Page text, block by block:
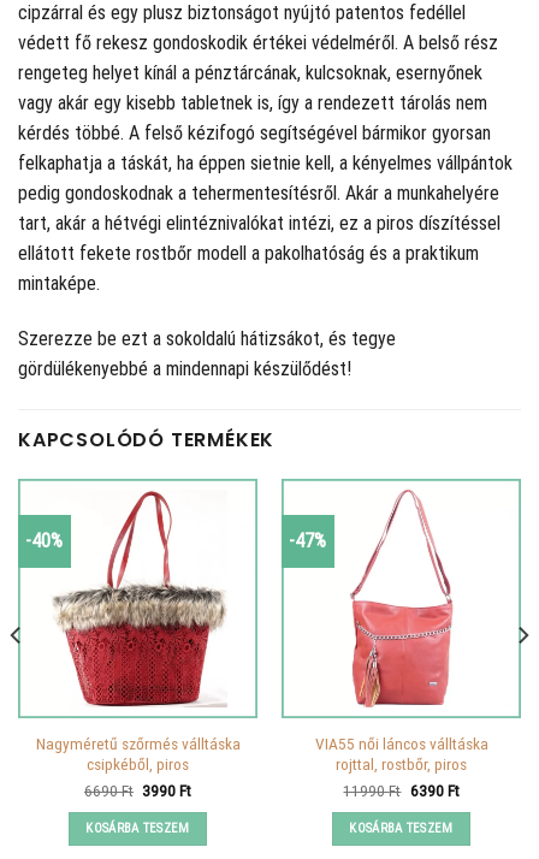
cipzárral és egy plusz biztonságot nyújtó patentos fedéllel
védett fő rekesz gondoskodik értékei védelméről. A belső rész
rengeteg helyet kínál a pénztárcának, kulcsoknak, esernyőnek
vagy akár egy kisebb tabletnek is, így a rendezett tárolás nem
kérdés többé. A felső kézifogó segítségével bármikor gyorsan
felkaphatja a táskát, ha éppen sietnie kell, a kényelmes vállpántok
pedig gondoskodnak a tehermentesítésről. Akár a munkahelyére
tart, akár a hétvégi elintéznivalókat intézi, ez a piros díszítéssel
ellátott fekete rostbőr modell a pakolhatóság és a praktikum
mintaképe.
Szerezze be ezt a sokoldalú hátizsákot, és tegye
gördülékenyebbé a mindennapi készülődést!
KAPCSOLÓDÓ TERMÉKEK
-40%
Nagyméretű szőrmés válltáska
csipkéből, piros
6690Ft Original
was:
6690 Ft.
3990FtCurrent
KOSÁRBA TESZEM
-47%
VIA55 női láncos válltáska
rojttal, rostbőr, piros
11990Ft Original
was:
11990 Ft.
6390FtCurrent
KOSÁRBA TESZEM